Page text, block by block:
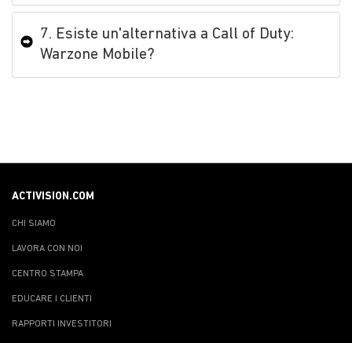
7. Esiste un'alternativa a Call of Duty:
Warzone Mobile?
ACTIVISION.COM
CHI SIAMO
LAVORA CON NOI
CENTRO STAMPA
EDUCARE I CLIENTI
RAPPORTI INVESTITORI